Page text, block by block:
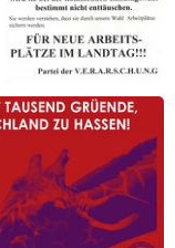
ParteiVERARSCHUNG